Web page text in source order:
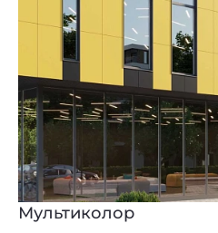
Мультиколор